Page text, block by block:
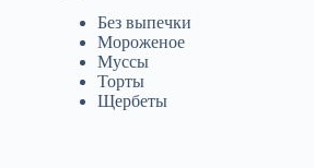
Без выпечки
Мороженое
Муссы
Торты
Щербеты